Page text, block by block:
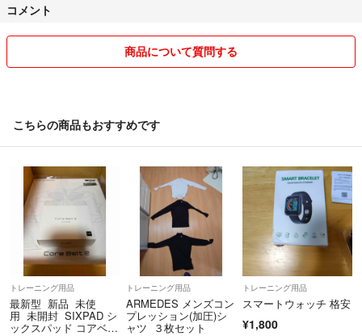
※購入に関しまして※
・コメント不要でございます。
・基本お値引き致しかねます。
●ご購入の際は、サイズ・カラー等よく
お願い申し上げます。
●出品商品は全て送料込み・税込みと
なっております
ご気軽に観覧の上、少しでも気になりましたら
【いいね！】やお声掛け下さい。
原則、初期不良等が無い限りご購入後の返品はお受けしかねます。
また、受け取り後３日以上経過した場合はいかなる場合でも返品対応は
コメント
商品について質問する
こちらの商品もおすすめです
トレーニング用品
最新型 新品 未使
用 未開封 SIXPAD シ
ックスパッド コアベル
トレーニング用品
ARMEDES メンズコン
プレッション(加圧)シ
ャツ ３枚セット
トレーニング用品
スマートウォッチ 格安
¥1,800